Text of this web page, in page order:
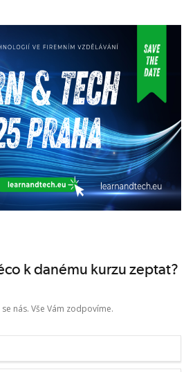
k danému kurzu zeptat?
nás. Vše Vám zodpovíme.